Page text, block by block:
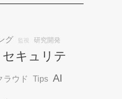
グ 監視 研究開発
セキュリテ
ラウド Tips AI